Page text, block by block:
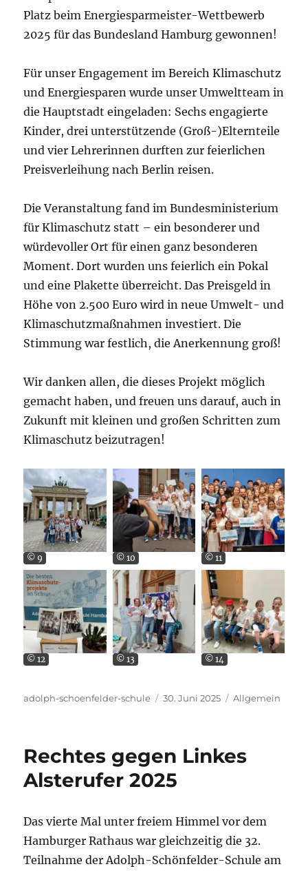
Platz beim Energiesparmeister-Wettbewerb
2025 für das Bundesland Hamburg gewonnen!
Für unser Engagement im Bereich Klimaschutz
und Energiesparen wurde unser Umweltteam in
die Hauptstadt eingeladen: Sechs engagierte
Kinder, drei unterstützende (Groß-)Elternteile
und vier Lehrerinnen durften zur feierlichen
Preisverleihung nach Berlin reisen.
Die Veranstaltung fand im Bundesministerium
für Klimaschutz statt – ein besonderer und
würdevoller Ort für einen ganz besonderen
Moment. Dort wurden uns feierlich ein Pokal
und eine Plakette überreicht. Das Preisgeld in
Höhe von 2.500 Euro wird in neue Umwelt- und
Klimaschutzmaßnahmen investiert. Die
Stimmung war festlich, die Anerkennung groß!
Wir danken allen, die dieses Projekt möglich
gemacht haben, und freuen uns darauf, auch in
Zukunft mit kleinen und großen Schritten zum
Klimaschutz beizutragen!
© 9 © 10 © 11
© 12 © 13 © 14
Autor
adolph-schoenfelder-schule
Veröffentlicht
30. Juni 2025 Kategorien
Allgemein
Rechtes gegen Linkes
Alsterufer 2025
Das vierte Mal unter freiem Himmel vor dem
Hamburger Rathaus war gleichzeitig die 32.
Teilnahme der Adolph-Schönfelder-Schule am